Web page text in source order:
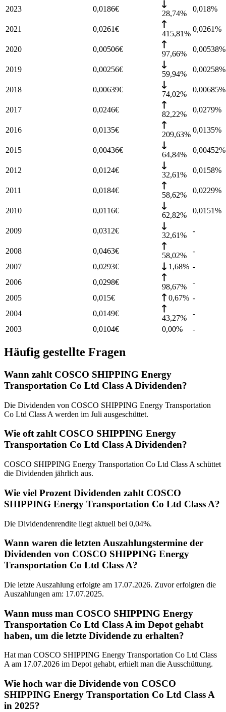
2023 0,0186€
28,74%
0,018%
2021 0,0261€
415,81%
0,0261%
2020 0,00506€
97,66%
0,00538%
2019 0,00256€
59,94%
0,00258%
2018 0,00639€
74,02%
0,00685%
2017 0,0246€
82,22%
0,0279%
2016 0,0135€
209,63%
0,0135%
2015 0,00436€
64,84%
0,00452%
2012 0,0124€
32,61%
0,0158%
2011 0,0184€
58,62%
0,0229%
2010 0,0116€
62,82%
0,0151%
2009 0,0312€
32,61%
-
2008 0,0463€
58,02%
-
2007
0,0293€ 1,68% -
2006
0,0298€
98,67%
-
2005
0,015€ 0,67% -
2004
0,0149€
43,27%
-
2003
0,0104€ 0,00% -
Häufig gestellte Fragen
Wann zahlt COSCO SHIPPING Energy
Transportation Co Ltd Class A Dividenden?
Die Dividenden von COSCO SHIPPING Energy Transportation
Co Ltd Class A werden im Juli ausgeschüttet.
Wie oft zahlt COSCO SHIPPING Energy
Transportation Co Ltd Class A Dividenden?
COSCO SHIPPING Energy Transportation Co Ltd Class A schüttet
die Dividenden jährlich aus.
Wie viel Prozent Dividenden zahlt COSCO
SHIPPING Energy Transportation Co Ltd Class A?
Die Dividendenrendite liegt aktuell bei 0,04%.
Wann waren die letzten Auszahlungstermine der
Dividenden von COSCO SHIPPING Energy
Transportation Co Ltd Class A?
Die letzte Auszahlung erfolgte am 17.07.2026. Zuvor erfolgten die
Auszahlungen am: 17.07.2025.
Wann muss man COSCO SHIPPING Energy
Transportation Co Ltd Class A im Depot gehabt
haben, um die letzte Dividende zu erhalten?
Hat man COSCO SHIPPING Energy Transportation Co Ltd Class
A am 17.07.2026 im Depot gehabt, erhielt man die Ausschüttung.
Wie hoch war die Dividende von COSCO
SHIPPING Energy Transportation Co Ltd Class A
in 2025?